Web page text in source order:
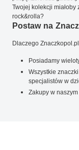
Twojej kolekcji
rock&rolla?
Postaw na
Dlaczego
Posiadamy
Wszystkie
specjalistów w
Zakupy w